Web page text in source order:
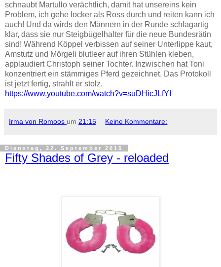
schnaubt Martullo verächtlich, damit hat unsereins kein
Problem, ich gehe locker als Ross durch und reiten kann ich
auch! Und da wirds den Männern in der Runde schlagartig
klar, dass sie nur Steigbügelhalter für die neue Bundesrätin
sind! Während Köppel verbissen auf seiner Unterlippe kaut,
Amstutz und Mörgeli blutleer auf ihren Stühlen kleben,
applaudiert Christoph seiner Tochter. Inzwischen hat Toni
konzentriert ein stämmiges Pferd gezeichnet. Das Protokoll
ist jetzt fertig, strahlt er stolz.
https://www.youtube.com/watch?v=suDHicJLfYI
Irma von Romoos um 21:15 Keine Kommentare:
Dienstag, 22. September 2015
Fifty Shades of Grey - reloaded